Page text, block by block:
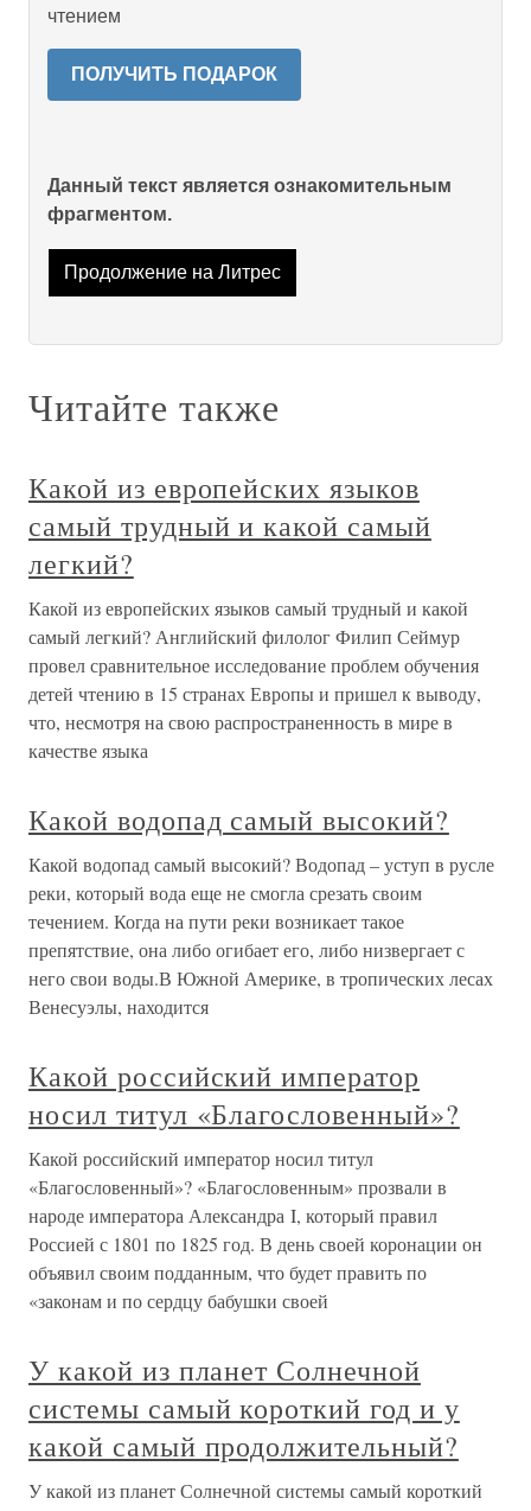
чтением
ПОЛУЧИТЬ ПОДАРОК
Данный текст является ознакомительным
фрагментом.
Продолжение на Литрес
Читайте также
Какой из европейских языков
самый трудный и какой самый
легкий?
Какой из европейских языков самый трудный и какой
самый легкий? Английский филолог Филип Сеймур
провел сравнительное исследование проблем обучения
детей чтению в 15 странах Европы и пришел к выводу,
что, несмотря на свою распространенность в мире в
качестве языка
Какой водопад самый высокий?
Какой водопад самый высокий? Водопад – уступ в русле
реки, который вода еще не смогла срезать своим
течением. Когда на пути реки возникает такое
препятствие, она либо огибает его, либо низвергает с
него свои воды.В Южной Америке, в тропических лесах
Венесуэлы, находится
Какой российский император
носил титул «Благословенный»?
Какой российский император носил титул
«Благословенный»? «Благословенным» прозвали в
народе императора Александра I, который правил
Россией с 1801 по 1825 год. В день своей коронации он
объявил своим подданным, что будет править по
«законам и по сердцу бабушки своей
У какой из планет Солнечной
системы самый короткий год и у
какой самый продолжительный?
У какой из планет Солнечной системы самый короткий